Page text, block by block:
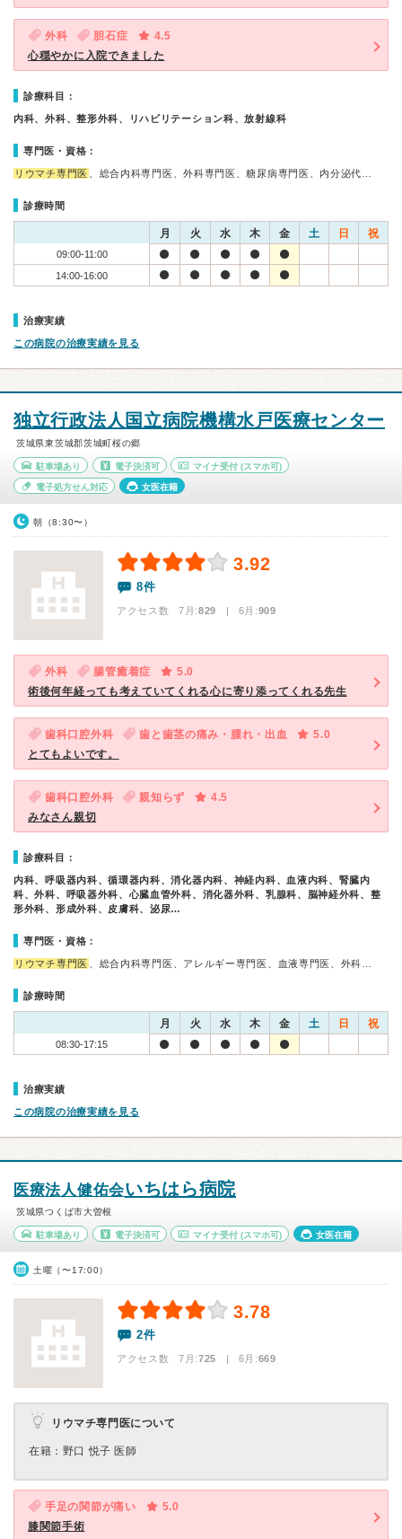
外科 胆石症
4.5
心穏やかに入院できました
診療科目：
内科、外科、整形外科、リハビリテーション科、放射線科
専門医・資格：
リウマチ専門医 、総合内科専門医、外科専門医、糖尿病専門医、内分泌代…
診療時間
月 火 水 木 金 土 日 祝
09:00-11:00
14:00-16:00
治療実績
この病院の治療実績を見る
独立行政法人国立病院機構水戸医療センター
茨城県東茨城郡茨城町桜の郷
駐車場あり 電子決済可 マイナ受付 (スマホ可)
電子処方せん対応 女医在籍
朝（8:30〜）
3.92
8件
アクセス数 7月:829 | 6月:909
外科 腸管癒着症
5.0
術後何年経っても考えていてくれる心に寄り添ってくれる先生
歯科口腔外科 歯と歯茎の痛み・腫れ・出血
5.0
とてもよいです。
歯科口腔外科 親知らず
4.5
みなさん親切
診療科目：
内科、呼吸器内科、循環器内科、消化器内科、神経内科、血液内科、腎臓内
科、外科、呼吸器外科、心臓血管外科、消化器外科、乳腺科、脳神経外科、整
形外科、形成外科、皮膚科、泌尿…
専門医・資格：
リウマチ専門医 、総合内科専門医、アレルギー専門医、血液専門医、外科…
診療時間
月 火 水 木 金 土 日 祝
08:30-17:15
治療実績
この病院の治療実績を見る
医療法人健佑会いちはら病院
茨城県つくば市大曽根
駐車場あり 電子決済可 マイナ受付 (スマホ可) 女医在籍
土曜（〜17:00）
3.78
2件
アクセス数 7月:725 | 6月:669
リウマチ専門医について
在籍：野口 悦子 医師
手足の関節が痛い
5.0
膝関節手術